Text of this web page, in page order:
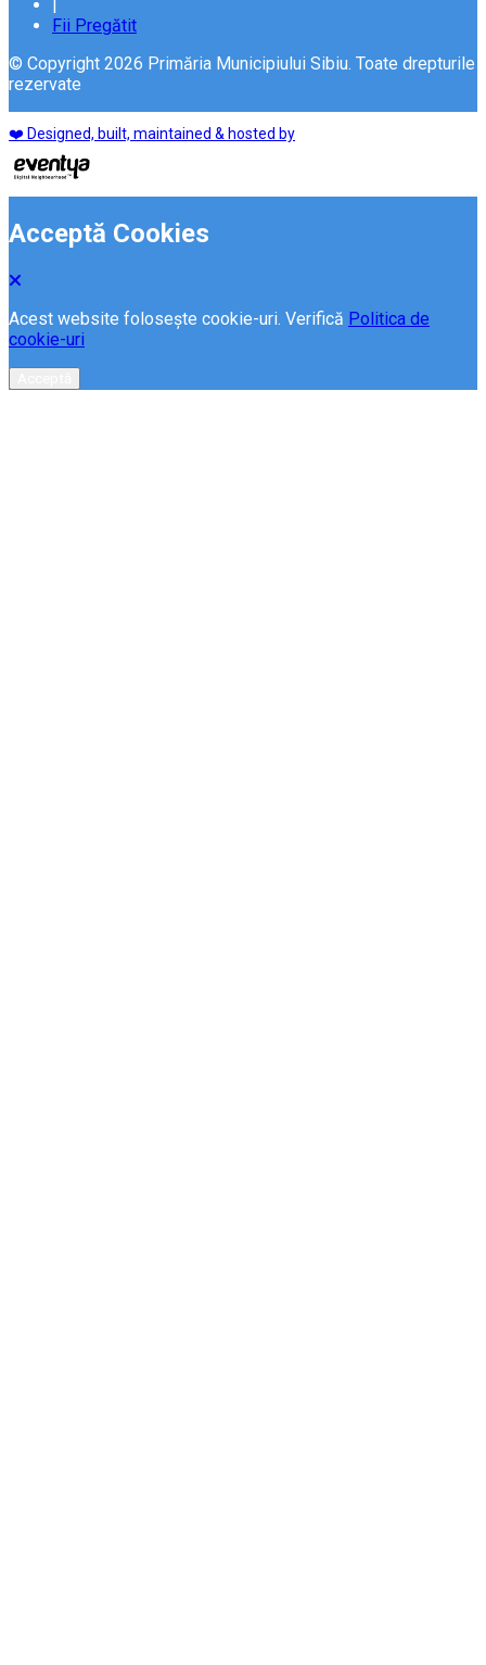
Fii Pregătit
© Copyright 2026 Primăria Municipiului Sibiu. Toate drepturile
rezervate
❤️ Designed, built, maintained & hosted by
Acceptă Cookies
Acest website folosește cookie-uri. Verifică Politica de
cookie-uri